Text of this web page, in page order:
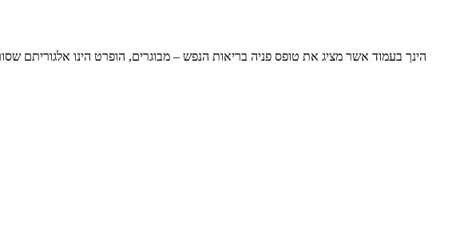
הינך בעמוד אשר מציג את טופס פניה בריאות הנפש – מבוגרים, הופרט הינו